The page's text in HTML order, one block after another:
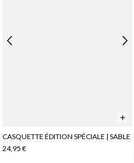
CASQUETTE ÉDITION SPÉCIALE | SABLE
24,95 €